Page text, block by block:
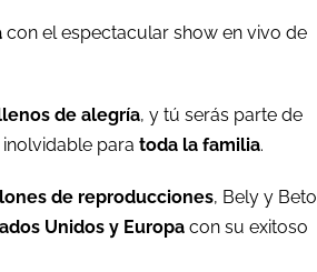
con el espectacular show en vivo de
de alegría, y tú serás parte de
para toda la familia.
de reproducciones, Bely y Beto
Unidos y Europa con su exitoso